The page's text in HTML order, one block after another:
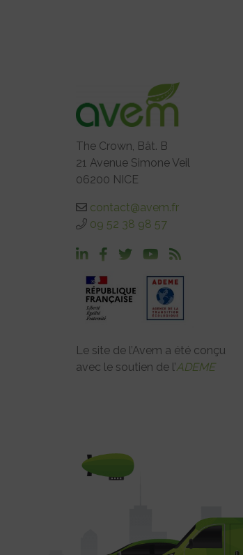
The Crown, Bât. B
21 Avenue Simone Veil
06200 NICE
contact@avem.fr
09 52 38 98 57
Le site de l’Avem a été conçu
avec le soutien de l’ADEME